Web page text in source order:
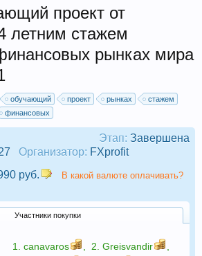
проект от
летним стажем
рынках мира
обучающий проект рынках
стажем
финансовых
Этап: Завершена
Организатор: FXprofit
руб.
В какой валюте оплачивать?
Участники покупки
1. canavaros 2. Greisvandir